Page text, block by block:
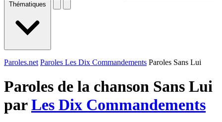
Thématiques
Paroles.net Paroles Les Dix Commandements Paroles Sans Lui
Paroles de la chanson Sans Lui
parLes Dix Commandements